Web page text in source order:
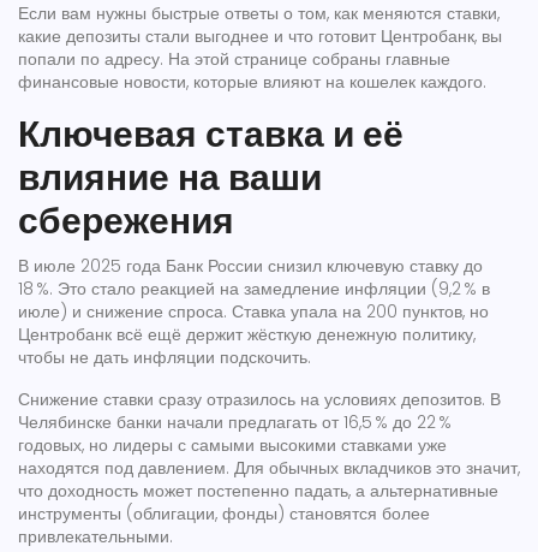
Если вам нужны быстрые ответы о том, как меняются ставки,
какие депозиты стали выгоднее и что готовит Центробанк, вы
попали по адресу. На этой странице собраны главные
финансовые новости, которые влияют на кошелек каждого.
Ключевая ставка и её
влияние на ваши
сбережения
В июле 2025 года Банк России снизил ключевую ставку до
18 %. Это стало реакцией на замедление инфляции (9,2 % в
июле) и снижение спроса. Ставка упала на 200 пунктов, но
Центробанк всё ещё держит жёсткую денежную политику,
чтобы не дать инфляции подскочить.
Снижение ставки сразу отразилось на условиях депозитов. В
Челябинске банки начали предлагать от 16,5 % до 22 %
годовых, но лидеры с самыми высокими ставками уже
находятся под давлением. Для обычных вкладчиков это значит,
что доходность может постепенно падать, а альтернативные
инструменты (облигации, фонды) становятся более
привлекательными.